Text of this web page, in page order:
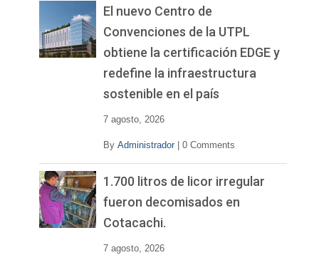
El nuevo Centro de
Convenciones de la UTPL
obtiene la certificación EDGE y
redefine la infraestructura
sostenible en el país
7 agosto, 2026
By Administrador 0 Comments
1.700 litros de licor irregular
fueron decomisados en
Cotacachi.
7 agosto, 2026